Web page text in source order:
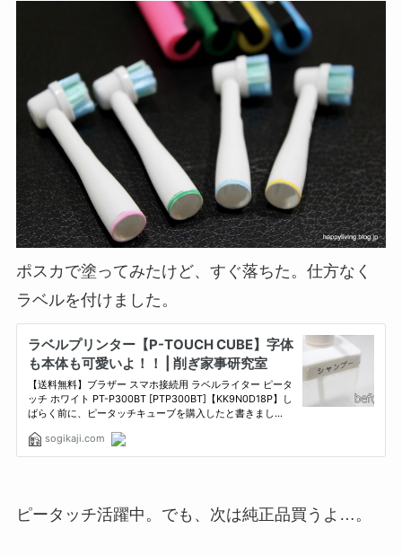
ポスカで塗ってみたけど、すぐ落ちた。仕方なく
ラベルを付けました。
ピータッチ活躍中。でも、次は純正品買うよ…。